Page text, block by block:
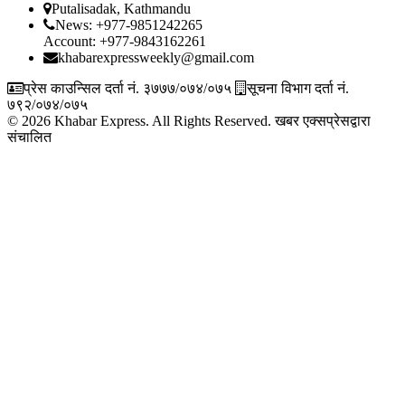
Putalisadak, Kathmandu
News: +977-9851242265
Account: +977-9843162261
khabarexpressweekly@gmail.com
प्रेस काउन्सिल दर्ता नं. ३७७७/०७४/०७५
सूचना विभाग दर्ता नं.
७९२/०७४/०७५
© 2026 Khabar Express. All Rights Reserved. खबर एक्सप्रेसद्वारा
संचालित